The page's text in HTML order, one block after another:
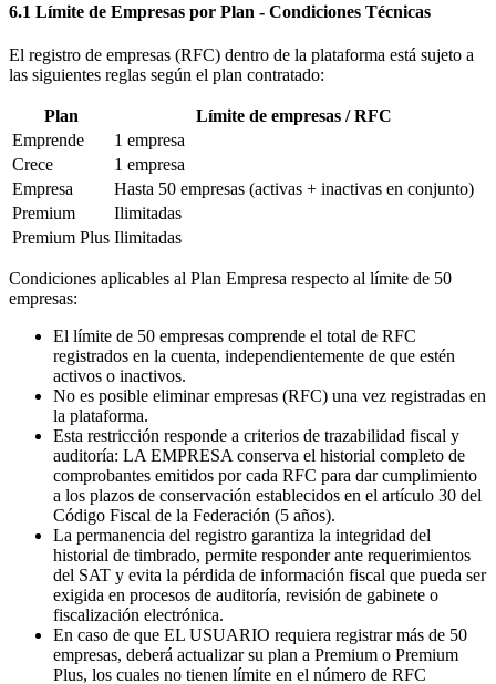
6.1 Límite de Empresas por Plan - Condiciones Técnicas
El registro de empresas (RFC) dentro de la plataforma está sujeto a
las siguientes reglas según el plan contratado:
Plan
Límite de empresas / RFC
Emprende
1 empresa
Crece
1 empresa
Empresa
Hasta 50 empresas (activas + inactivas en conjunto)
Premium
Ilimitadas
Premium Plus Ilimitadas
Condiciones aplicables al Plan Empresa respecto al límite de 50
empresas:
El límite de 50 empresas comprende el total de RFC
registrados en la cuenta, independientemente de que estén
activos o inactivos.
No es posible eliminar empresas (RFC) una vez registradas en
la plataforma.
Esta restricción responde a criterios de trazabilidad fiscal y
auditoría: LA EMPRESA conserva el historial completo de
comprobantes emitidos por cada RFC para dar cumplimiento
a los plazos de conservación establecidos en el artículo 30 del
Código Fiscal de la Federación (5 años).
La permanencia del registro garantiza la integridad del
historial de timbrado, permite responder ante requerimientos
del SAT y evita la pérdida de información fiscal que pueda ser
exigida en procesos de auditoría, revisión de gabinete o
fiscalización electrónica.
En caso de que EL USUARIO requiera registrar más de 50
empresas, deberá actualizar su plan a Premium o Premium
Plus, los cuales no tienen límite en el número de RFC